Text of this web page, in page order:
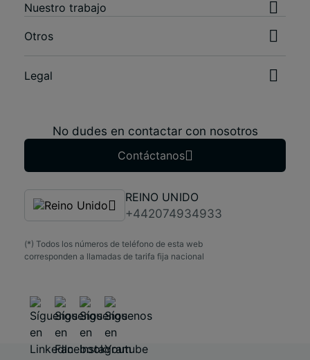
Nuestro trabajo
Otros
Legal
No dudes en contactar con nosotros
Contáctanos
REINO UNIDO
+442074934933
(*) Todos los números de teléfono de esta web
corresponden a llamadas de tarifa fija nacional